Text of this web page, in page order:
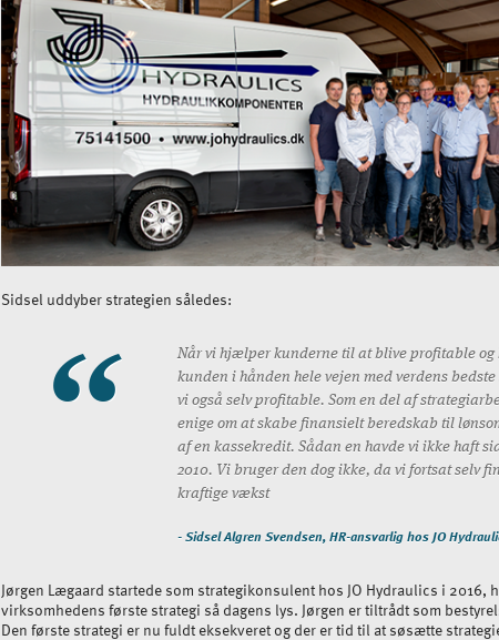
Sidsel uddyber strategien således:
Når vi hjælper kunderne til at blive profitable og
kunden i hånden hele vejen med verdens
vi også selv profitable. Som en del af
enige om at skabe finansielt beredskab til
af en kassekredit. Sådan en havde vi ikke haft
2010. Vi bruger den dog ikke, da vi fortsat selv
kraftige vækst
- Sidsel Algren Svendsen, HR-ansvarlig hos JO
Jørgen Lægaard startede som strategikonsulent hos JO Hydraulics i 2016,
virksomhedens første strategi så dagens lys. Jørgen er tiltrådt som
Den første strategi er nu fuldt eksekveret og der er tid til at søsætte